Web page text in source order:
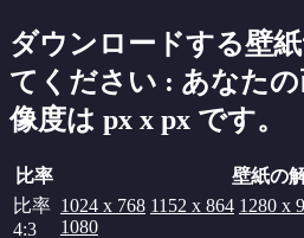
ダウンロードする壁
てください : あなた
像度は px x px です。
比率
壁紙の
比率
4:3
1024 x 768 1152 x 864 1280 x
1080